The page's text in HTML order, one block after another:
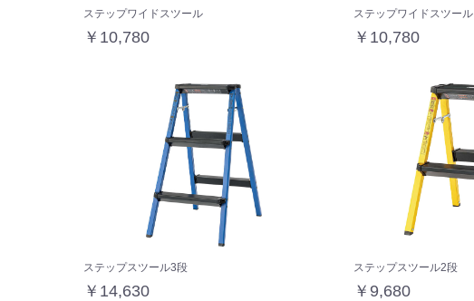
ステップワイドスツール
￥10,780
ステップワイドスツール
￥10,780
ステップスツール3段
￥14,630
ステップスツール2段
￥9,680